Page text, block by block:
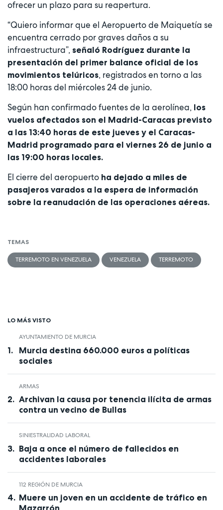
ofrecer un plazo para su reapertura.
“Quiero informar que el Aeropuerto de Maiquetía se
encuentra cerrado por graves daños a su
infraestructura”, señaló Rodríguez durante la
presentación del primer balance oficial de los
movimientos telúricos, registrados en torno a las
18:00 horas del miércoles 24 de junio.
Según han confirmado fuentes de la aerolínea, los
vuelos afectados son el Madrid-Caracas previsto
a las 13:40 horas de este jueves y el Caracas-
Madrid programado para el viernes 26 de junio a
las 19:00 horas locales.
El cierre del aeropuerto ha dejado a miles de
pasajeros varados a la espera de información
sobre la reanudación de las operaciones aéreas.
TEMAS
TERREMOTO EN VENEZUELA VENEZUELA TERREMOTO
LO MÁS VISTO
AYUNTAMIENTO DE MURCIA
Murcia destina 660.000 euros a políticas
sociales
ARMAS
Archivan la causa por tenencia ilícita de armas
contra un vecino de Bullas
SINIESTRALIDAD LABORAL
Baja a once el número de fallecidos en
accidentes laborales
112 REGIÓN DE MURCIA
Muere un joven en un accidente de tráfico en